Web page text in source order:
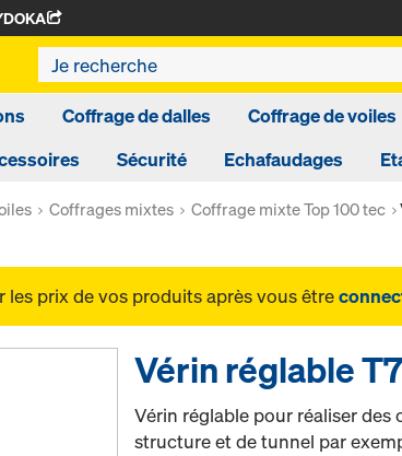
Coffrage de dalles
Coffrage de voiles
Sécurité Echafaudages
Coffrages mixtes Coffrage mixte Top 100 tec
les prix de vos produits après vous être
Vérin réglable T7
Vérin réglable pour réaliser
structure et de tunnel par